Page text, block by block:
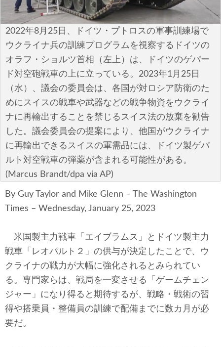
ポリシー
税制・予算
エネルギー・環境
サイバーセキュリティ―
航空宇宙・防衛
国境・移民政策
テクノロジー
社説
ビル・ガーツ
東アジア
東京発
2022年8月25日、ドイツ・プトロスの軍事訓練場で
ウクライナ兵の訓練プログラムを視察するドイツの
オラフ・ショルツ首相（左上）は、ドイツのゲパー
ド対空砲戦車の上に立っている。2023年1月25日
（水）、議会の委員会は、各国が対ロシア防衛のた
めにスイスの戦車や武器などの戦争物資をウクライ
ナに再輸出することを禁じるスイス法の放棄を勧告
した。議会委員会の提案により、他国がウクライナ
に再輸出できるスイスの軍需品には、ドイツ製ゲパ
ルト対空戦車の弾薬が含まれる可能性がある。
(Marcus Brandt/dpa via AP)
By Guy Taylor and Mike Glenn – The Washington
Times – Wednesday, January 25, 2023
米国製主力戦車「エイブラムス」とドイツ製主力
戦車「レオパルト２」の供与が決定したことで、ウ
クライナの戦力が大幅に強化されるとみられてい
る。専門家らは、戦局を一変させる「ゲームチェン
ジャー」になり得ると期待するが、戦略・戦術の習
得や搭乗員・整備員の訓練で配備までに数カ月が必
要だ。